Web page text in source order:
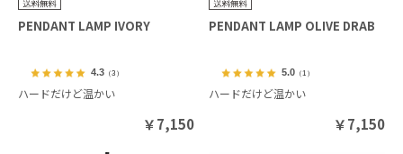
PENDANT LAMP IVORY
4.3（3）
ハードだけど温かい
￥7,150
PENDANT LAMP OLIVE DRAB
5.0 （1）
ハードだけど温かい
￥7,150